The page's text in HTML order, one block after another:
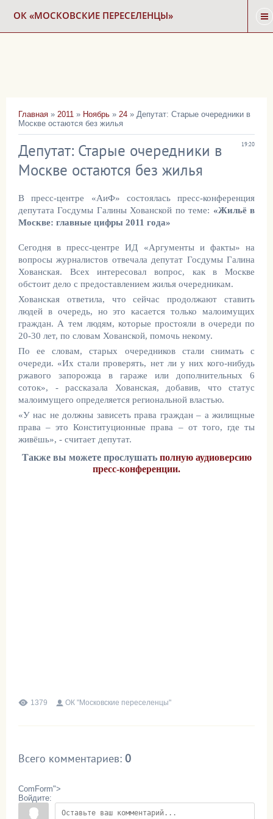
ОК «МОСКОВСКИЕ ПЕРЕСЕЛЕНЦЫ»
КАРТА СНОСА
ФОРУМ
КОНТАКТЫ
Главная » 2011 » Ноябрь » 24 » Депутат: Старые очередники в
Москве остаются без жилья
19:20
Депутат: Старые очередники в
Москве остаются без жилья
В пресс-центре «АиФ» состоялась пресс-конференция
депутата Госдумы Галины Хованской по теме: «Жильё в
Москве: главные цифры 2011 года»
Сегодня в пресс-центре ИД «Аргументы и факты» на
вопросы журналистов отвечала депутат Госдумы Галина
Хованская. Всех интересовал вопрос, как в Москве
обстоит дело с предоставлением жилья очередникам.
Хованская ответила, что сейчас продолжают ставить
людей в очередь, но это касается только малоимущих
граждан. А тем людям, которые простояли в очереди по
20-30 лет, по словам Хованской, помочь некому.
По ее словам, старых очередников стали снимать с
очереди. «Их стали проверять, нет ли у них кого-нибудь
ржавого запорожца в гараже или дополнительных 6
соток», - рассказала Хованская, добавив, что статус
малоимущего определяется региональной властью.
«У нас не должны зависеть права граждан – а жилищные
права – это Конституционные права – от того, где ты
живёшь», - считает депутат.
Также вы можете прослушать полную аудиоверсию
пресс-конференции.
1379 ОК "Московские переселенцы"
Всего комментариев: 0
ComForm">
Войдите: